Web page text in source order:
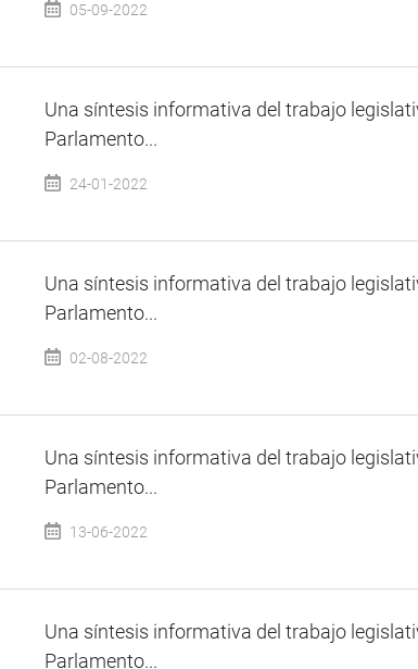
05-09-2022
Una síntesis informativa del trabajo
Parlamento...
24-01-2022
Una síntesis informativa del trabajo
Parlamento...
02-08-2022
Una síntesis informativa del trabajo
Parlamento...
13-06-2022
Una síntesis informativa del trabajo
Parlamento...